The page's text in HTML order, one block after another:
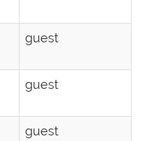
guest
guest
guest